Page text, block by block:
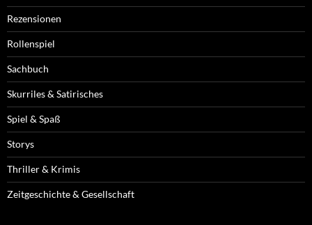
Rezensionen
Rollenspiel
Sachbuch
Skurriles & Satirisches
Spiel & Spaß
Storys
Thriller & Krimis
Zeitgeschichte & Gesellschaft